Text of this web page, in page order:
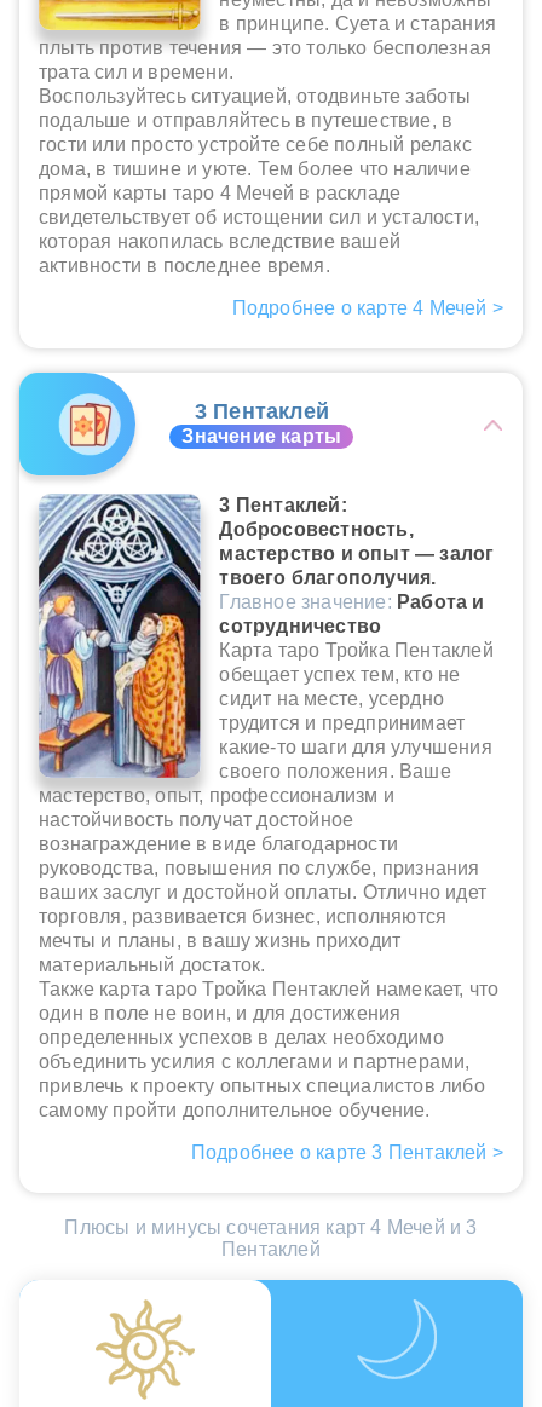
в принципе. Суета и старания
плыть против течения — это только бесполезная
трата сил и времени.
Воспользуйтесь ситуацией, отодвиньте заботы
подальше и отправляйтесь в путешествие, в
гости или просто устройте себе полный релакс
дома, в тишине и уюте. Тем более что наличие
прямой карты таро 4 Мечей в раскладе
свидетельствует об истощении сил и усталости,
которая накопилась вследствие вашей
активности в последнее время.
Подробнее о карте 4 Мечей >
3 Пентаклей
Значение карты
3 Пентаклей:
Добросовестность,
мастерство и опыт — залог
твоего благополучия.
Главное значение: Работа и
сотрудничество
Карта таро Тройка Пентаклей
обещает успех тем, кто не
сидит на месте, усердно
трудится и предпринимает
какие-то шаги для улучшения
своего положения. Ваше
мастерство, опыт, профессионализм и
настойчивость получат достойное
вознаграждение в виде благодарности
руководства, повышения по службе, признания
ваших заслуг и достойной оплаты. Отлично идет
торговля, развивается бизнес, исполняются
мечты и планы, в вашу жизнь приходит
материальный достаток.
Также карта таро Тройка Пентаклей намекает, что
один в поле не воин, и для достижения
определенных успехов в делах необходимо
объединить усилия с коллегами и партнерами,
привлечь к проекту опытных специалистов либо
самому пройти дополнительное обучение.
Подробнее о карте 3 Пентаклей >
Плюсы и минусы сочетания карт 4 Мечей и 3
Пентаклей